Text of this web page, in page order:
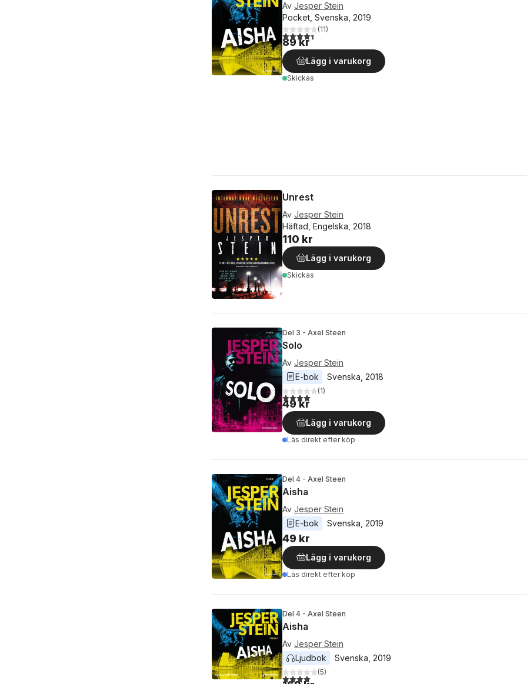
Av Jesper Stein
Pocket, Svenska, 2019
4,4utav 5 stjärnor. Totalt antal röster:
(11)
89 kr
Lägg i varukorg
Skickas
Unrest
Av Jesper Stein
Häftad, Engelska, 2018
110 kr
Lägg i varukorg
Skickas
Del 3 - Axel Steen
Solo
Av Jesper Stein
E-bok
Svenska 2018
4,0utav 5 stjärnor. Totalt antal röster:
(1)
49 kr
Lägg i varukorg
Läs direkt efter köp
Del 4 - Axel Steen
Aisha
Av Jesper Stein
E-bok
Svenska 2019
49 kr
Lägg i varukorg
Läs direkt efter köp
Del 4 - Axel Steen
Aisha
Av Jesper Stein
Ljudbok
Svenska 2019
4,0utav 5 stjärnor. Totalt antal röster:
(5)